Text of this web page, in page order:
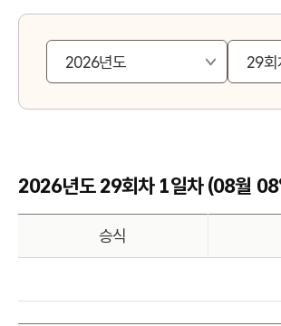
2026년도 29회차 1일차 (08월 08
승식